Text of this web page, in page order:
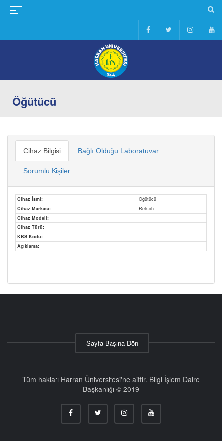
Öğütücü
Cihaz Bilgisi Bağlı Olduğu Laboratuvar
Sorumlu Kişiler
Cihaz İsmi:
Öğütücü
Cihaz Markası:
Retsch
Cihaz Modeli:
Cihaz Türü:
KBS Kodu:
Açıklama:
Sayfa Başına Dön
Tüm hakları Harran Üniversitesi'ne aittir. Bilgi İşlem Daire
Başkanlığı © 2019